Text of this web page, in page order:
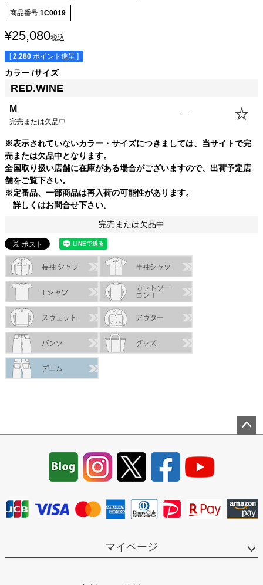
サイズ 身丈 身幅 袖丈
肩幅
M
66.5cm 56.0cm 21.0cm
L
69.0cm 58.5cm22.0cm45.5cm
商品番号 1C0019
¥25,080税込
[ 2,280 ポイント進呈 ]
カラー サイズ
RED.WINE
M
完売または欠品中
—
※表示されていないカラー・サイズにつきましては、当サイトで完
売または欠品中となります。
全国取り扱い店舗に在庫がある場合がございますので、出荷予定店
舗をご覧下さい。
※定番品、一部商品は再入荷の可能性があります。
詳しくはお問合せ下さい。
完売または欠品中
マイページ